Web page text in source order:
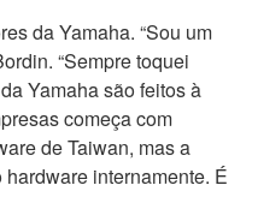
da Yamaha. “Sou um
“Sempre toquei
Yamaha são feitos à
começa com
de Taiwan, mas a
internamente. É